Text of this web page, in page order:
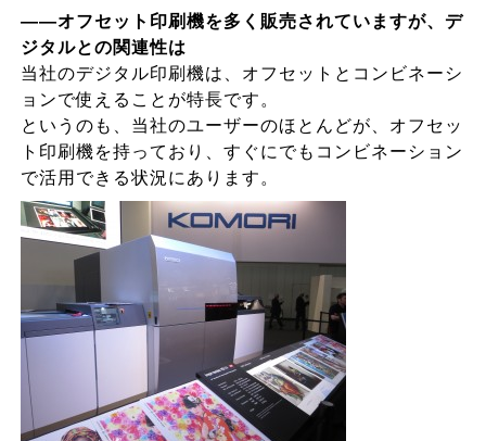
――オフセット印刷機を多く販売されていますが、デ
ジタルとの関連性は
当社のデジタル印刷機は、オフセットとコンビネーシ
ョンで使えることが特長です。
というのも、当社のユーザーのほとんどが、オフセッ
ト印刷機を持っており、すぐにでもコンビネーション
で活用できる状況にあります。